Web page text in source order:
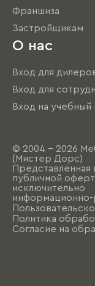
Франшиза
Застройщикам
О нас
Вход для
Вход для
Вход на учебный
© 2004 - 2026
(Мистер Дорс)
Представленная
публичной
исключительно
информационно-
Политика
Согласие на